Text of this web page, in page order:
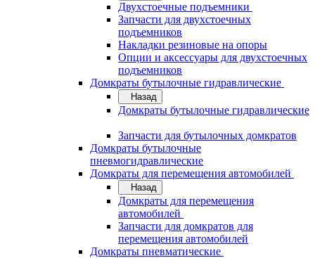
Двухстоечные подъемники
Запчасти для двухстоечных
подъемников
Накладки резиновые на опоры
Опции и аксессуары для двухстоечных
подъемников
Домкраты бутылочные гидравлические
Назад
Домкраты бутылочные гидравлические
Запчасти для бутылочных домкратов
Домкраты бутылочные
пневмогидравлические
Домкраты для перемещения автомобилей
Назад
Домкраты для перемещения
автомобилей
Запчасти для домкратов для
перемещения автомобилей
Домкраты пневматические